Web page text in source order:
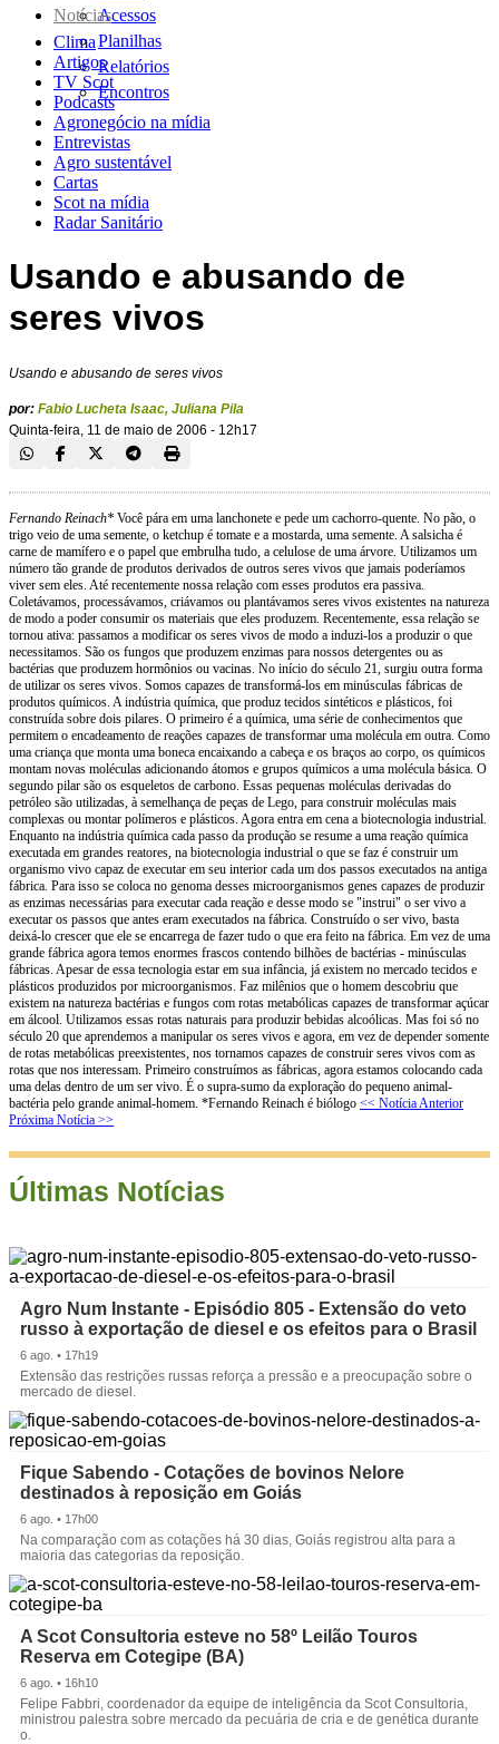
Acessos
Planilhas
Relatórios
Encontros
Notícias
Clima
Artigos
TV Scot
Podcasts
Agronegócio na mídia
Entrevistas
Agro sustentável
Cartas
Scot na mídia
Radar Sanitário
Usando e abusando de
seres vivos
Usando e abusando de seres vivos
por: Fabio Lucheta Isaac, Juliana Pila
Quinta-feira, 11 de maio de 2006 - 12h17
Fernando Reinach* Você pára em uma lanchonete e pede um cachorro-quente. No pão, o
trigo veio de uma semente, o ketchup é tomate e a mostarda, uma semente. A salsicha é
carne de mamífero e o papel que embrulha tudo, a celulose de uma árvore. Utilizamos um
número tão grande de produtos derivados de outros seres vivos que jamais poderíamos
viver sem eles. Até recentemente nossa relação com esses produtos era passiva.
Coletávamos, processávamos, criávamos ou plantávamos seres vivos existentes na natureza
de modo a poder consumir os materiais que eles produzem. Recentemente, essa relação se
tornou ativa: passamos a modificar os seres vivos de modo a induzi-los a produzir o que
necessitamos. São os fungos que produzem enzimas para nossos detergentes ou as
bactérias que produzem hormônios ou vacinas. No início do século 21, surgiu outra forma
de utilizar os seres vivos. Somos capazes de transformá-los em minúsculas fábricas de
produtos químicos. A indústria química, que produz tecidos sintéticos e plásticos, foi
construída sobre dois pilares. O primeiro é a química, uma série de conhecimentos que
permitem o encadeamento de reações capazes de transformar uma molécula em outra. Como
uma criança que monta uma boneca encaixando a cabeça e os braços ao corpo, os químicos
montam novas moléculas adicionando átomos e grupos químicos a uma molécula básica. O
segundo pilar são os esqueletos de carbono. Essas pequenas moléculas derivadas do
petróleo são utilizadas, à semelhança de peças de Lego, para construir moléculas mais
complexas ou montar polímeros e plásticos. Agora entra em cena a biotecnologia industrial.
Enquanto na indústria química cada passo da produção se resume a uma reação química
executada em grandes reatores, na biotecnologia industrial o que se faz é construir um
organismo vivo capaz de executar em seu interior cada um dos passos executados na antiga
fábrica. Para isso se coloca no genoma desses microorganismos genes capazes de produzir
as enzimas necessárias para executar cada reação e desse modo se "instrui" o ser vivo a
executar os passos que antes eram executados na fábrica. Construído o ser vivo, basta
deixá-lo crescer que ele se encarrega de fazer tudo o que era feito na fábrica. Em vez de uma
grande fábrica agora temos enormes frascos contendo bilhões de bactérias - minúsculas
fábricas. Apesar de essa tecnologia estar em sua infância, já existem no mercado tecidos e
plásticos produzidos por microorganismos. Faz milênios que o homem descobriu que
existem na natureza bactérias e fungos com rotas metabólicas capazes de transformar açúcar
em álcool. Utilizamos essas rotas naturais para produzir bebidas alcoólicas. Mas foi só no
século 20 que aprendemos a manipular os seres vivos e agora, em vez de depender somente
de rotas metabólicas preexistentes, nos tornamos capazes de construir seres vivos com as
rotas que nos interessam. Primeiro construímos as fábricas, agora estamos colocando cada
uma delas dentro de um ser vivo. É o supra-sumo da exploração do pequeno animal-
bactéria pelo grande animal-homem. *Fernando Reinach é biólogo << Notícia Anterior
Próxima Notícia >>
Últimas Notícias
Agro Num Instante - Episódio 805 - Extensão do veto
russo à exportação de diesel e os efeitos para o Brasil
6 ago. • 17h19
Extensão das restrições russas reforça a pressão e a preocupação sobre o
mercado de diesel.
Fique Sabendo - Cotações de bovinos Nelore
destinados à reposição em Goiás
6 ago. • 17h00
Na comparação com as cotações há 30 dias, Goiás registrou alta para a
maioria das categorias da reposição.
A Scot Consultoria esteve no 58º Leilão Touros
Reserva em Cotegipe (BA)
6 ago. • 16h10
Felipe Fabbri, coordenador da equipe de inteligência da Scot Consultoria,
ministrou palestra sobre mercado da pecuária de cria e de genética durante
o.